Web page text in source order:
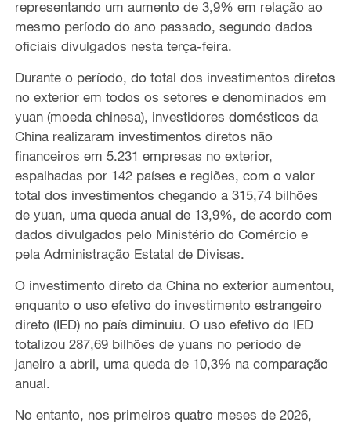
representando um aumento de 3,9% em relação ao
mesmo período do ano passado, segundo dados
oficiais divulgados nesta terça-feira.
Durante o período, do total dos investimentos diretos
no exterior em todos os setores e denominados em
yuan (moeda chinesa), investidores domésticos da
China realizaram investimentos diretos não
financeiros em 5.231 empresas no exterior,
espalhadas por 142 países e regiões, com o valor
total dos investimentos chegando a 315,74 bilhões
de yuan, uma queda anual de 13,9%, de acordo com
dados divulgados pelo Ministério do Comércio e
pela Administração Estatal de Divisas.
O investimento direto da China no exterior aumentou,
enquanto o uso efetivo do investimento estrangeiro
direto (IED) no país diminuiu. O uso efetivo do IED
totalizou 287,69 bilhões de yuans no período de
janeiro a abril, uma queda de 10,3% na comparação
anual.
No entanto, nos primeiros quatro meses de 2026,